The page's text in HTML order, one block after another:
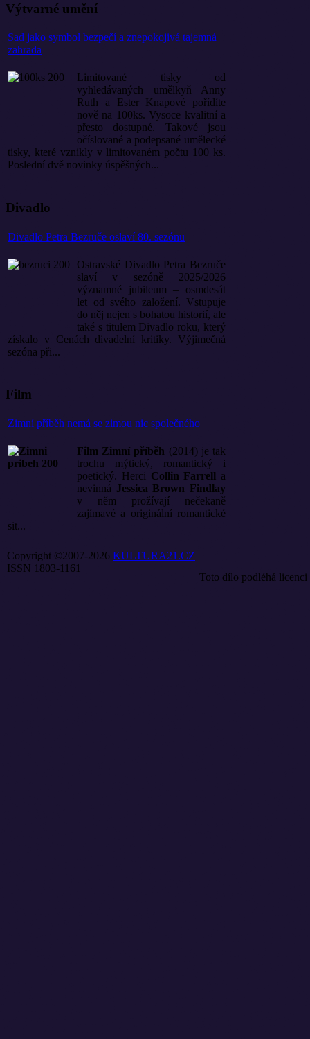
Výtvarné umění
Sad jako symbol bezpečí a znepokojivá tajemná
zahrada
Limitované tisky od
vyhledávaných umělkyň Anny
Ruth a Ester Knapové pořídíte
nově na 100ks. Vysoce kvalitní a
přesto dostupné. Takové jsou
očíslované a podepsané umělecké
tisky, které vznikly v limitovaném počtu 100 ks.
Poslední dvě novinky úspěšných...
Divadlo
Divadlo Petra Bezruče oslaví 80. sezónu
Ostravské Divadlo Petra Bezruče
slaví v sezóně 2025/2026
významné jubileum – osmdesát
let od svého založení. Vstupuje
do něj nejen s bohatou historií, ale
také s titulem Divadlo roku, který
získalo v Cenách divadelní kritiky. Výjimečná
sezóna při...
Film
Zimní příběh nemá se zimou nic společného
Film Zimní příběh (2014) je tak
trochu mýtický, romantický i
poetický. Herci Collin Farrell a
nevinná Jessica Brown Findlay
v něm prožívají nečekaně
zajímavé a originální romantické
sit...
Copyright ©2007-2026 KULTURA21.CZ
ISSN 1803-1161
Toto dílo podléhá licenci